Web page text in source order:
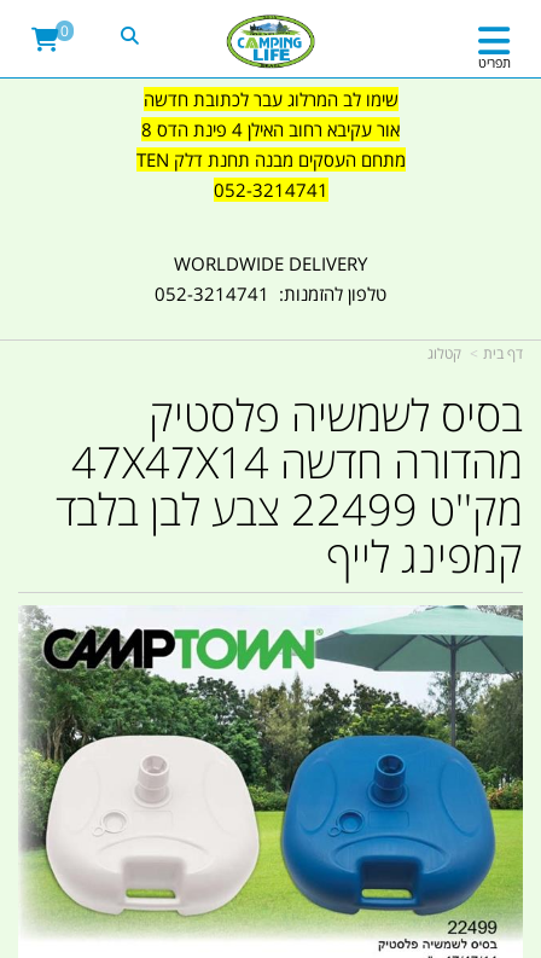
שימו לב המרלוג עבר לכתובת חדשה
אור עקיבא רחוב האילן 4 פינת הדס 8
מתחם העסקים מבנה תחנת דלק TEN
052-3214741
WORLDWIDE DELIVERY
טלפון להזמנות: 052-3214741
תפריט
0
דף בית קטלוג
בסיס לשמשיה פלסטיק
מהדורה חדשה 47X47X14
מק''ט 22499 צבע לבן בלבד
קמפינג לייף